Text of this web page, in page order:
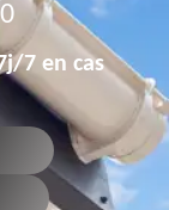
7 en cas